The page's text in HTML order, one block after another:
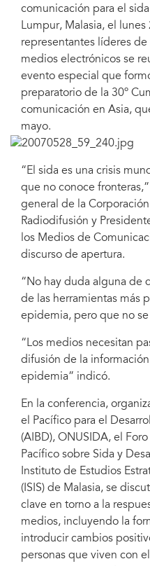
comunicación para el
Lumpur, Malasia, el
representantes líderes
medios electrónicos se
evento especial que
preparatorio de la 30º
comunicación en Asia,
mayo.
“El sida es una crisis
que no conoce
general de la
Radiodifusión y
los Medios de
discurso de apertura.
“No hay duda alguna de
de las herramientas más
epidemia, pero que no se
“Los medios necesitan
difusión de la
epidemia” indicó.
En la conferencia,
el Pacífico para el
(AIBD), ONUSIDA, el
Pacífico sobre Sida y
Instituto de Estudios
(ISIS) de Malasia, se
clave en torno a la
medios, incluyendo la
introducir cambios
personas que viven con